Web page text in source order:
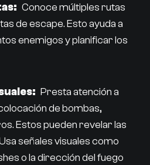
Conoce múltiples rutas
de escape. Esto ayuda a
enemigos y planificar los
Presta atención a
de bombas,
Estos pueden revelar las
señales visuales como
o la dirección del fuego